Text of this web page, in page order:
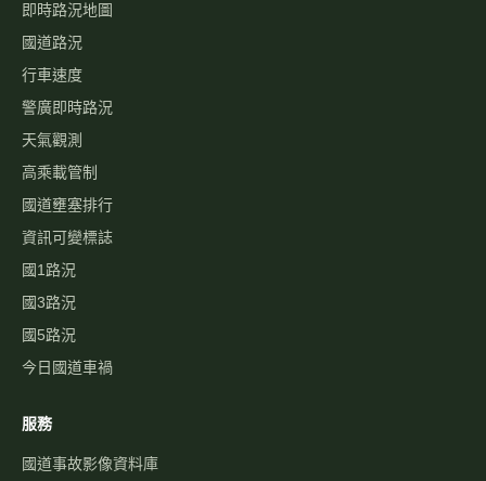
即時路況地圖
國道路況
行車速度
警廣即時路況
天氣觀測
高乘載管制
國道壅塞排行
資訊可變標誌
國1路況
國3路況
國5路況
今日國道車禍
服務
國道事故影像資料庫